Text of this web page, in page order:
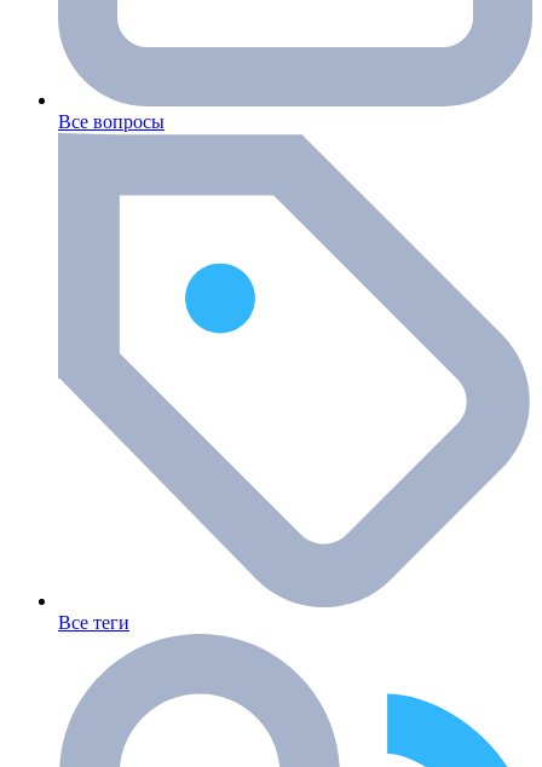
Все вопросы
Все теги